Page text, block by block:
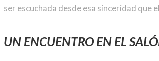
ser escuchada desde esa sinceridad que
UN ENCUENTRO EN EL